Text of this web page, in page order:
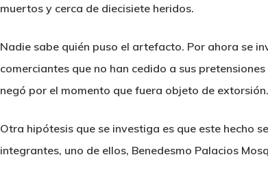
muertos y cerca de diecisiete heridos.
Nadie sabe quién puso el artefacto. Por ahora se
comerciantes que no han cedido a sus
negó por el momento que fuera objeto de extorsión.
Otra hipótesis que se investiga es que este hecho
integrantes, uno de ellos, Benedesmo Palacios